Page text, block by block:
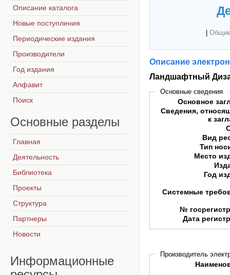
Описание
Ландшафтный
Основные сведения
Основное
Сведения,
к
Вид
Тип
Место
Год
Системные
№
Дата
Производитель
Описание каталога
Новые поступления
Периодические издания
Производители
Год издания
Алфавит
Поиск
Основные разделы
Главная
Деятельность
Библиотека
Проекты
Структура
Партнеры
Новости
Информационные